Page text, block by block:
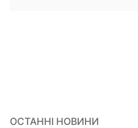
ОСТАННІ НОВИНИ